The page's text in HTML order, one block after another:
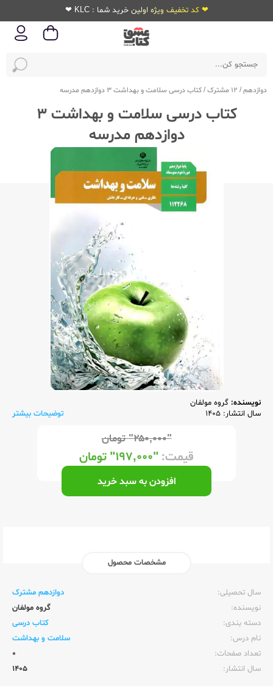
❤ کد تخفیف ویژه اولین خرید شما : KLC ❤
دوازدهم/ 12 مشترک /کتاب درسی سلامت و بهداشت 3 دوازدهم مدرسه
کتاب درسی سلامت و بهداشت 3
دوازدهم مدرسه
نویسنده: گروه مولفان
سال انتشار: 1405
توضیحات بیشتر
"۲۵۰,۰۰۰" تومان
قیمت: "۱۹۷,۰۰۰" تومان
افزودن به سبد خرید
مشخصات محصول
سال تحصیلی:‌
دوازدهم مشترک
نویسنده:‌
گروه مولفان
دسته بندی:
کتاب درسی
نام درس:
سلامت و بهداشت
تعداد صفحات:‌
0
سال انتشار:‌
1405